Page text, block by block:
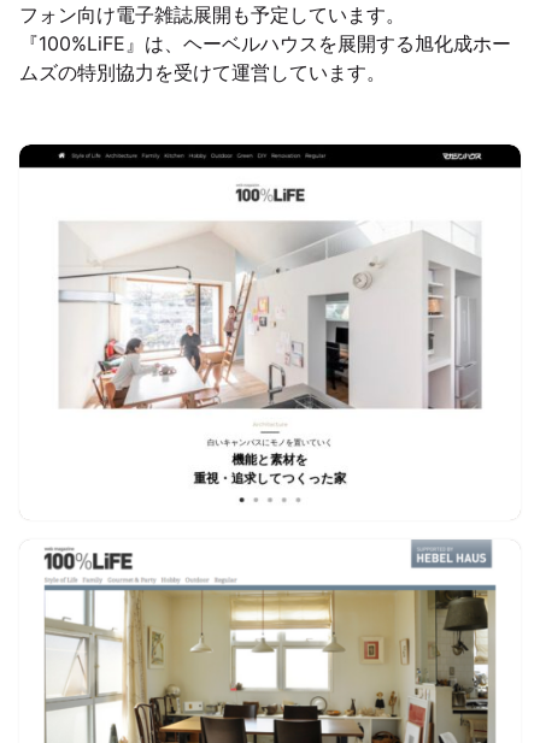
フォン向け電子雑誌展開も予定しています。
『100%LiFE』は、ヘーベルハウスを展開する旭化成ホー
ムズの特別協力を受けて運営しています。